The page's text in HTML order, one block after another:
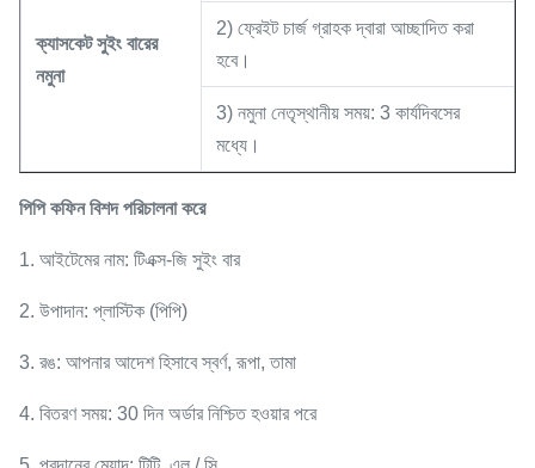
ক্যাসকেট সুইং বারের
নমুনা
2) ফ্রেইট চার্জ গ্রাহক দ্বারা আচ্ছাদিত করা
হবে।
3) নমুনা নেতৃস্থানীয় সময়: 3 কার্যদিবসের
মধ্যে।
পিপি কফিন বিশদ পরিচালনা করে
1. আইটেমের নাম: টিএক্স-জি সুইং বার
2. উপাদান: প্লাস্টিক (পিপি)
3. রঙ: আপনার আদেশ হিসাবে স্বর্ণ, রূপা, তামা
4. বিতরণ সময়: 30 দিন অর্ডার নিশ্চিত হওয়ার পরে